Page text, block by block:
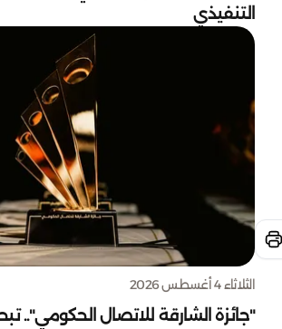
التنفيذي
الثلاثاء 4 أغسطس 2026
"جائزة الشارقة للاتصال